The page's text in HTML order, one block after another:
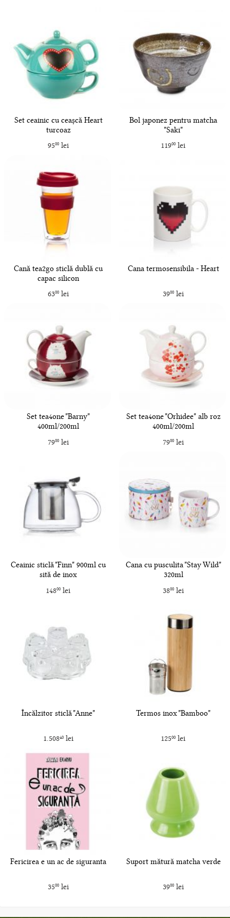
Set ceainic cu ceașcă Heart
turcoaz
9500lei
Bol japonez pentru matcha
"Saki"
11900 lei
Cană tea2go sticlă dublă cu
capac silicon
6300lei
Cana termosensibila - Heart
3900lei
Set tea4one "Barny"
400ml/200ml
7900lei
Set tea4one "Orhidee" alb roz
400ml/200ml
7900lei
Ceainic sticlă "Finn" 900ml cu
sită de inox
14800 lei
Cana cu pusculita "Stay Wild"
320ml
3800lei
Încălzitor sticlă "Anne"
1.50840lei
Termos inox "Bamboo"
12500 lei
Fericirea e un ac de siguranta
3500lei
Suport mătură matcha verde
3900lei